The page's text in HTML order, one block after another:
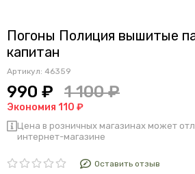
Погоны Полиция вышитые
капитан
Артикул: 46359
990 ₽ 1 100 ₽
Экономия 110 ₽
Цена в розничных магазинах может
интернет-магазине
Оставить отзыв